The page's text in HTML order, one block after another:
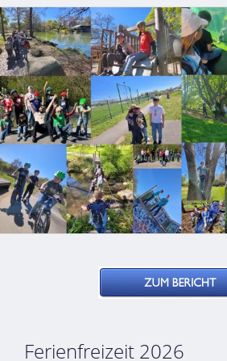
Ferienfreizeit 2026